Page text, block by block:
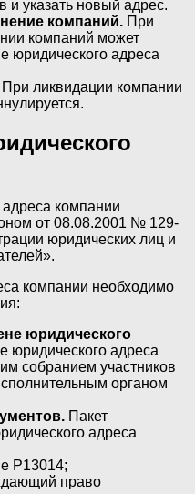
и указать новый адрес.
компаний. При
компаний может
юридического адреса
При ликвидации компании
компании
от 08.08.2001 № 129-
юридических лиц и
компании необходимо
юридического
юридического адреса
собранием участников
органом
Пакет
адреса
Р13014;
право